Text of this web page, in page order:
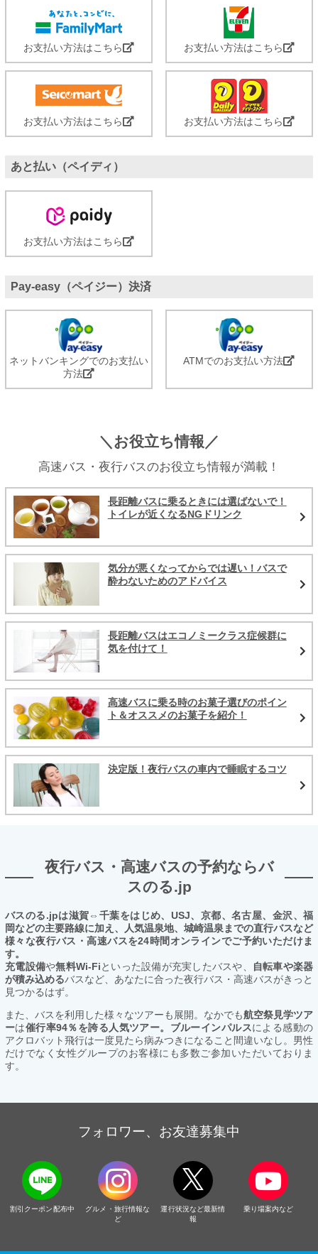
お支払い方法はこちら お支払い方法はこちら
お支払い方法はこちら お支払い方法はこちら
あと払い（ペイディ）
お支払い方法はこちら
Pay-easy（ペイジー）決済
ネットバンキングでのお支払い
方法
ATMでのお支払い方法
＼お役立ち情報／
高速バス・夜行バスのお役立ち情報が満載！
長距離バスに乗るときには選ばないで！
トイレが近くなるNGドリンク
気分が悪くなってからでは遅い！バスで
酔わないためのアドバイス
長距離バスはエコノミークラス症候群に
気を付けて！
高速バスに乗る時のお菓子選びのポイン
ト＆オススメのお菓子を紹介！
決定版！夜行バスの車内で睡眠するコツ
夜行バス・高速バスの予約ならバ
スのる.jp
バスのる.jpは滋賀⇔千葉をはじめ、USJ、京都、名古屋、金沢、福
岡などの主要路線に加え、人気温泉地、城崎温泉までの直行バスなど
様々な夜行バス・高速バスを24時間オンラインでご予約いただけま
す。
充電設備や無料Wi-Fiといった設備が充実したバスや、
自転車や楽器
が積み込めるバスなど、あなたに合った夜行バス・高速バスがきっと
見つかるはず。
また、バスを利用した様々なツアーも展開。なかでも航空祭見学ツア
ーは催行率94％を誇る人気ツアー。ブルーインパルスによる感動の
アクロバット飛行は一度見たら病みつきになること間違いなし。男性
だけでなく女性グループのお客様にも多数ご参加いただいておりま
す。
フォロワー、お友達募集中
割引クーポン配布中
グルメ・旅行情報な
ど
運行状況など最新情
報
乗り場案内など